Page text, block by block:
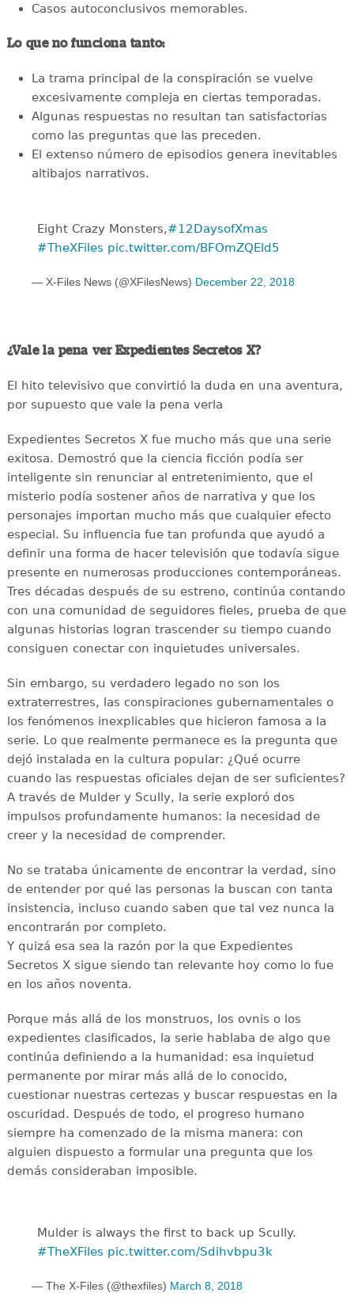
Casos autoconclusivos memorables.
Lo que no funciona tanto:
La trama principal de la conspiración se vuelve
excesivamente compleja en ciertas temporadas.
Algunas respuestas no resultan tan satisfactorias
como las preguntas que las preceden.
El extenso número de episodios genera inevitables
altibajos narrativos.
Eight Crazy Monsters,#12DaysofXmas
#TheXFiles pic.twitter.com/BFOmZQEld5
— X-Files News (@XFilesNews) December 22, 2018
¿Vale la pena ver Expedientes Secretos X?
El hito televisivo que convirtió la duda en una aventura,
por supuesto que vale la pena verla
Expedientes Secretos X fue mucho más que una serie
exitosa. Demostró que la ciencia ficción podía ser
inteligente sin renunciar al entretenimiento, que el
misterio podía sostener años de narrativa y que los
personajes importan mucho más que cualquier efecto
especial. Su influencia fue tan profunda que ayudó a
definir una forma de hacer televisión que todavía sigue
presente en numerosas producciones contemporáneas.
Tres décadas después de su estreno, continúa contando
con una comunidad de seguidores fieles, prueba de que
algunas historias logran trascender su tiempo cuando
consiguen conectar con inquietudes universales.
Sin embargo, su verdadero legado no son los
extraterrestres, las conspiraciones gubernamentales o
los fenómenos inexplicables que hicieron famosa a la
serie. Lo que realmente permanece es la pregunta que
dejó instalada en la cultura popular: ¿Qué ocurre
cuando las respuestas oficiales dejan de ser suficientes?
A través de Mulder y Scully, la serie exploró dos
impulsos profundamente humanos: la necesidad de
creer y la necesidad de comprender.
No se trataba únicamente de encontrar la verdad, sino
de entender por qué las personas la buscan con tanta
insistencia, incluso cuando saben que tal vez nunca la
encontrarán por completo.
Y quizá esa sea la razón por la que Expedientes
Secretos X sigue siendo tan relevante hoy como lo fue
en los años noventa.
Porque más allá de los monstruos, los ovnis o los
expedientes clasificados, la serie hablaba de algo que
continúa definiendo a la humanidad: esa inquietud
permanente por mirar más allá de lo conocido,
cuestionar nuestras certezas y buscar respuestas en la
oscuridad. Después de todo, el progreso humano
siempre ha comenzado de la misma manera: con
alguien dispuesto a formular una pregunta que los
demás consideraban imposible.
Mulder is always the first to back up Scully.
#TheXFiles pic.twitter.com/Sdihvbpu3k
— The X-Files (@thexfiles) March 8, 2018